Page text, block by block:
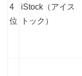
4
位
iStock（アイス
トック）